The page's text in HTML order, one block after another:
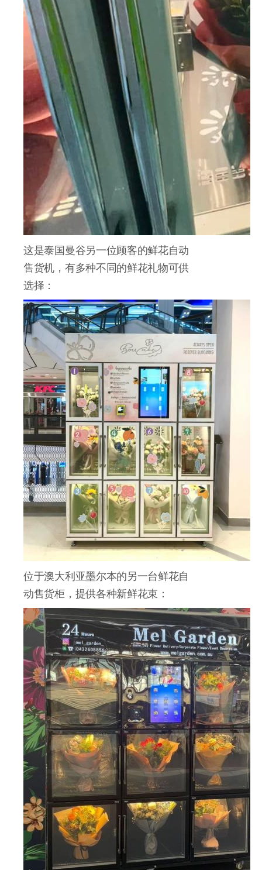
这是泰国曼谷另一位顾客的鲜花自动
售货机，有多种不同的鲜花礼物可供
选择：
位于澳大利亚墨尔本的另一台鲜花自
动售货柜，提供各种新鲜花束：